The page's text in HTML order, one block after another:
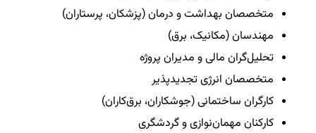
متخصصان بهداشت و درمان (پزشکان، پرستاران)
مهندسان (مکانیک، برق)
تحلیل‌گران مالی و مدیران پروژه
متخصصان انرژی تجدیدپذیر
کارگران ساختمانی (جوشکاران، برق‌کاران)
کارکنان مهمان‌نوازی و گردشگری